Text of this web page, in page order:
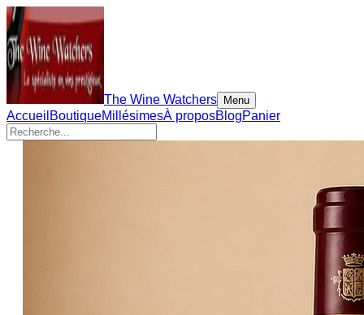
The Wine Watchers Menu
Accueil BoutiqueMillésimesÀ proposBlogPanier